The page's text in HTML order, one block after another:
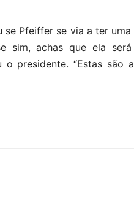
Pfeiffer se via a ter
sim, achas que ela será
o presidente. “Estas são